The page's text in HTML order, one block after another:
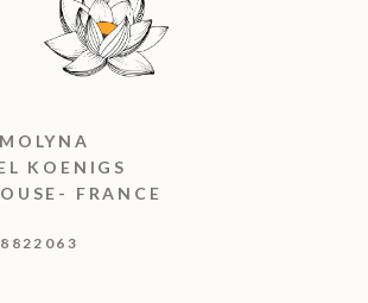
KOENIGS
FRANCE